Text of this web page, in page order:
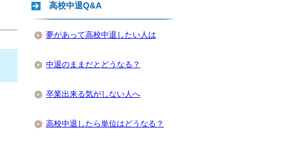
高校中退Q&A
夢があって高校中退したい人は
中退のままだとどうなる？
卒業出来る気がしない人へ
高校中退したら単位はどうなる？